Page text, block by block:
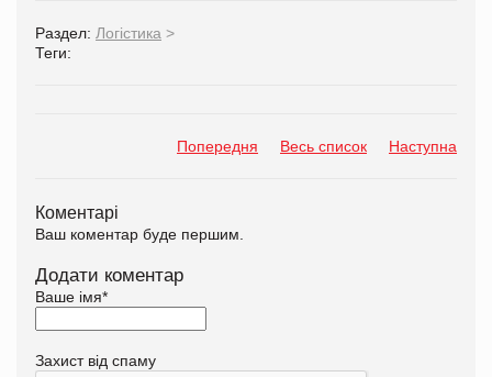
Раздел: Логістика >
Теги:
Попередня Весь список Наступна
Коментарі
Ваш коментар буде першим.
Додати коментар
Ваше імя*
Захист від спаму